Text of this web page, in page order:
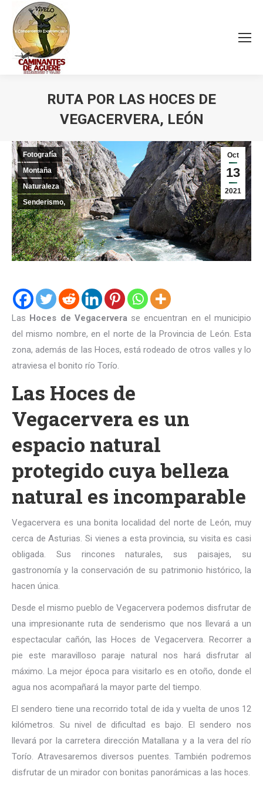
RUTA POR LAS HOCES DE
VEGACERVERA, LEÓN
Oct
13
2021
Fotografía
Montaña
Naturaleza
Senderismo,
Las Hoces de Vegacerverase encuentran en el municipio
del mismo nombre, en el norte de la Provincia de León. Esta
zona, además de las Hoces, está rodeado de otros valles y lo
atraviesa el bonito río Torío.
Las Hoces de
Vegacervera es un
espacio natural
protegido cuya belleza
natural es incomparable
Vegacervera es una bonita localidad del norte de León, muy
cerca de Asturias. Si vienes a esta provincia, su visita es casi
obligada. Sus rincones naturales, sus paisajes, su
gastronomía y la conservación de su patrimonio histórico, la
hacen única.
Desde el mismo pueblo de Vegacervera podemos disfrutar de
una impresionante ruta de senderismo que nos llevará a un
espectacular cañón, las Hoces de Vegacervera. Recorrer a
pie este maravilloso paraje natural nos hará disfrutar al
máximo. La mejor época para visitarlo es en otoño, donde el
agua nos acompañará la mayor parte del tiempo.
El sendero tiene una recorrido total de ida y vuelta de unos 12
kilómetros. Su nivel de dificultad es bajo. El sendero nos
llevará por la carretera dirección Matallana y a la vera del río
Torío. Atravesaremos diversos puentes. También podremos
disfrutar de un mirador con bonitas panorámicas a las hoces.